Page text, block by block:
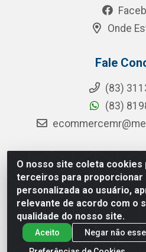
O nosso site coleta cookies
terceiros para proporcionar
personalizada ao usuário,
relevante de acordo com o
qualidade do nosso site.
Aceito
Negar não
Onde
Fale
(83)
(83)
MR Distribuidora - Rua
Distrito Industrial, João
CNPJ